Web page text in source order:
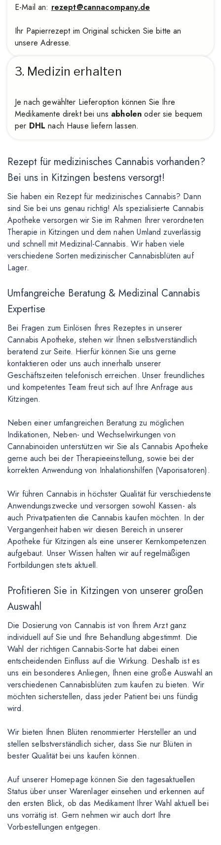
E-Mail an: rezept@cannacompany.de
Ihr Papierrezept im Original schicken Sie bitte an
unsere Adresse.
3. Medizin erhalten
Je nach gewählter Lieferoption können Sie Ihre
Medikamente direkt bei uns abholen oder sie bequem
per DHL nach Hause liefern lassen.
Rezept für medizinisches Cannabis vorhanden?
Bei uns in Kitzingen bestens versorgt!
Sie haben ein Rezept für medizinisches Cannabis? Dann
sind Sie bei uns genau richtig! Als spezialisierte Cannabis
Apotheke versorgen wir Sie im Rahmen Ihrer verordneten
Therapie in Kitzingen und dem nahen Umland zuverlässig
und schnell mit Medizinal-Cannabis. Wir haben viele
verschiedene Sorten medizinischer Cannabisblüten auf
Lager.
Umfangreiche Beratung & Medizinal Cannabis
Expertise
Bei Fragen zum Einlösen Ihres Rezeptes in unserer
Cannabis Apotheke, stehen wir Ihnen selbstverständlich
beratend zur Seite. Hierfür können Sie uns gerne
kontaktieren oder uns auch innerhalb unserer
Geschäftszeiten telefonisch erreichen. Unser freundliches
und kompetentes Team freut sich auf Ihre Anfrage aus
Kitzingen.
Neben einer umfangreichen Beratung zu möglichen
Indikationen, Neben- und Wechselwirkungen von
Cannabinoiden unterstützen wir Sie als Cannabis Apotheke
gerne auch bei der Therapieeinstellung, sowie bei der
korrekten Anwendung von Inhalationshilfen (Vaporisatoren).
Wir führen Cannabis in höchster Qualität für verschiedenste
Anwendungszwecke und versorgen sowohl Kassen- als
auch Privatpatienten die Cannabis kaufen möchten. In der
Vergangenheit haben wir diesen Bereich in unserer
Apotheke für Kitzingen als eine unserer Kernkompetenzen
aufgebaut. Unser Wissen halten wir auf regelmäßigen
Fortbildungen stets aktuell.
Profitieren Sie in Kitzingen von unserer großen
Auswahl
Die Dosierung von Cannabis ist von Ihrem Arzt ganz
individuell auf Sie und Ihre Behandlung abgestimmt. Die
Wahl der richtigen Cannabis-Sorte hat dabei einen
entscheidenden Einfluss auf die Wirkung. Deshalb ist es
uns ein besonderes Anliegen, Ihnen eine große Auswahl an
verschiedenen Cannabisblüten zum kaufen zu bieten. Wir
möchten sicherstellen, dass jeder Patient bei uns fündig
wird.
Wir bieten Ihnen Blüten renommierter Hersteller an und
stellen selbstverständlich sicher, dass Sie nur Blüten in
bester Qualität bei uns kaufen können.
Auf unserer Homepage können Sie den tagesaktuellen
Status über unser Warenlager einsehen und erkennen auf
den ersten Blick, ob das Medikament Ihrer Wahl aktuell bei
uns vorrätig ist. Gern nehmen wir auch dort Ihre
Vorbestellungen entgegen.